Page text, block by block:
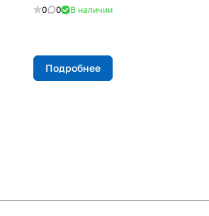
0 0 В наличии
Подробнее